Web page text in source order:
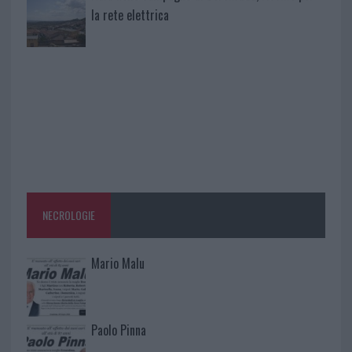
la rete elettrica
NECROLOGIE
Mario Malu
Paolo Pinna